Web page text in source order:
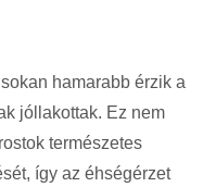
hamarabb érzik a
jóllakottak. Ez nem
természetes
így az éhségérzet